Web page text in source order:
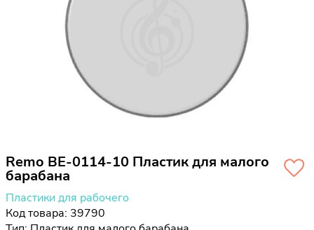
Remo BE-0114-10 Пластик для малого
барабана
Пластики для рабочего
Код товара: 39790